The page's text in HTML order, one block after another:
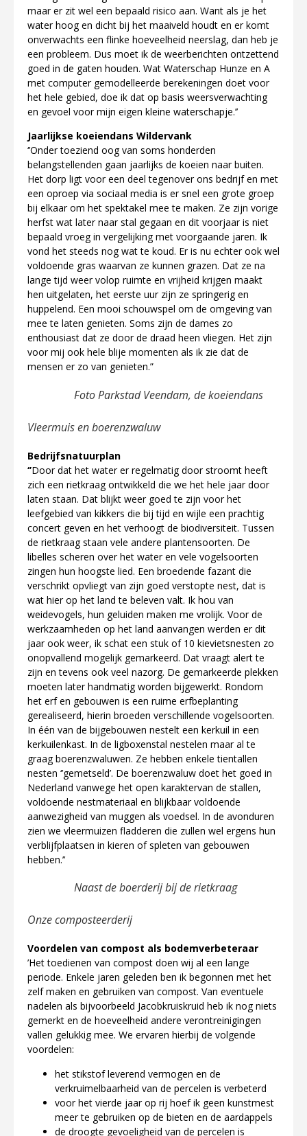
maar er zit wel een bepaald risico aan. Want als je het
water hoog en dicht bij het maaiveld houdt en er komt
onverwachts een flinke hoeveelheid neerslag, dan heb je
een probleem. Dus moet ik de weerberichten ontzettend
goed in de gaten houden. Wat Waterschap Hunze en A
met computer gemodelleerde berekeningen doet voor
het hele gebied, doe ik dat op basis weersverwachting
en gevoel voor mijn eigen kleine waterschapje.’’
Jaarlijkse koeiendans Wildervank
‘’Onder toeziend oog van soms honderden
belangstellenden gaan jaarlijks de koeien naar buiten.
Het dorp ligt voor een deel tegenover ons bedrijf en met
een oproep via sociaal media is er snel een grote groep
bij elkaar om het spektakel mee te maken. Ze zijn vorige
herfst wat later naar stal gegaan en dit voorjaar is niet
bepaald vroeg in vergelijking met voorgaande jaren. Ik
vond het steeds nog wat te koud. Er is nu echter ook wel
voldoende gras waarvan ze kunnen grazen. Dat ze na
lange tijd weer volop ruimte en vrijheid krijgen maakt
hen uitgelaten, het eerste uur zijn ze springerig en
huppelend. Een mooi schouwspel om de omgeving van
mee te laten genieten. Soms zijn de dames zo
enthousiast dat ze door de draad heen vliegen. Het zijn
voor mij ook hele blije momenten als ik zie dat de
mensen er zo van genieten.”
Foto Parkstad Veendam, de koeiendans
Vleermuis en boerenzwaluw
Bedrijfsnatuurplan
‘’Door dat het water er regelmatig door stroomt heeft
zich een rietkraag ontwikkeld die we het hele jaar door
laten staan. Dat blijkt weer goed te zijn voor het
leefgebied van kikkers die bij tijd en wijle een prachtig
concert geven en het verhoogt de biodiversiteit. Tussen
de rietkraag staan vele andere plantensoorten. De
libelles scheren over het water en vele vogelsoorten
zingen hun hoogste lied. Een broedende fazant die
verschrikt opvliegt van zijn goed verstopte nest, dat is
wat hier op het land te beleven valt. Ik hou van
weidevogels, hun geluiden maken me vrolijk. Voor de
werkzaamheden op het land aanvangen werden er dit
jaar ook weer, ik schat een stuk of 10 kievietsnesten zo
onopvallend mogelijk gemarkeerd. Dat vraagt alert te
zijn en tevens ook veel nazorg. De gemarkeerde plekken
moeten later handmatig worden bijgewerkt. Rondom
het erf en gebouwen is een ruime erfbeplanting
gerealiseerd, hierin broeden verschillende vogelsoorten.
In één van de bijgebouwen nestelt een kerkuil in een
kerkuilenkast. In de ligboxenstal nestelen maar al te
graag boerenzwaluwen. Ze hebben enkele tientallen
nesten ‘’gemetseld’. De boerenzwaluw doet het goed in
Nederland vanwege het open karaktervan de stallen,
voldoende nestmateriaal en blijkbaar voldoende
aanwezigheid van muggen als voedsel. In de avonduren
zien we vleermuizen fladderen die zullen wel ergens hun
verblijfplaatsen in kieren of spleten van gebouwen
hebben.’’
Naast de boerderij bij de rietkraag
Onze composteerderij
Voordelen van compost als bodemverbeteraar
’Het toedienen van compost doen wij al een lange
periode. Enkele jaren geleden ben ik begonnen met het
zelf maken en gebruiken van compost. Van eventuele
nadelen als bijvoorbeeld Jacobkruiskruid heb ik nog niets
gemerkt en de hoeveelheid andere verontreinigingen
vallen gelukkig mee. We ervaren hierbij de volgende
voordelen:
het stikstof leverend vermogen en de
verkruimelbaarheid van de percelen is verbeterd
voor het vierde jaar op rij hoef ik geen kunstmest
meer te gebruiken op de bieten en de aardappels
de droogte gevoeligheid van de percelen is